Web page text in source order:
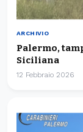
ARCHIVIO
Palermo,
Siciliana
12 Febbraio 2026